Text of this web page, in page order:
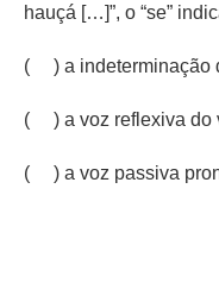
hauçá […]”, o “se”
( ) a indeterminação
( ) a voz reflexiva do
( ) a voz passiva